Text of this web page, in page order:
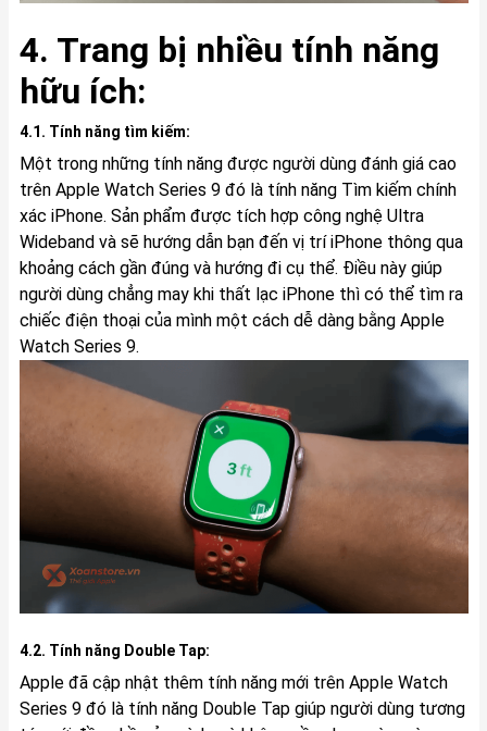
4. Trang bị nhiều tính năng
hữu ích:
4.1. Tính năng tìm kiếm:
Một trong những tính năng được người dùng đánh giá cao
trên Apple Watch Series 9 đó là tính năng Tìm kiếm chính
xác iPhone. Sản phẩm được tích hợp công nghệ Ultra
Wideband và sẽ hướng dẫn bạn đến vị trí iPhone thông qua
khoảng cách gần đúng và hướng đi cụ thể. Điều này giúp
người dùng chẳng may khi thất lạc iPhone thì có thể tìm ra
chiếc điện thoại của mình một cách dễ dàng bằng Apple
Watch Series 9.
4.2. Tính năng Double Tap:
Apple đã cập nhật thêm tính năng mới trên Apple Watch
Series 9 đó là tính năng Double Tap giúp người dùng tương